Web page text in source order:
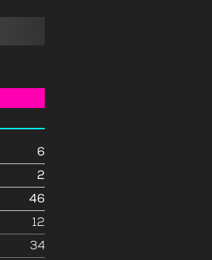
6
2
46
12
34